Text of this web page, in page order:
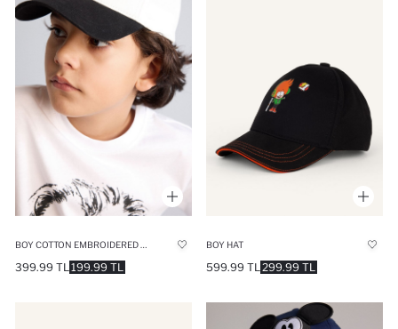
199.99 TL
399.99 TL
BOY HAT
299.99 TL
599.99 TL